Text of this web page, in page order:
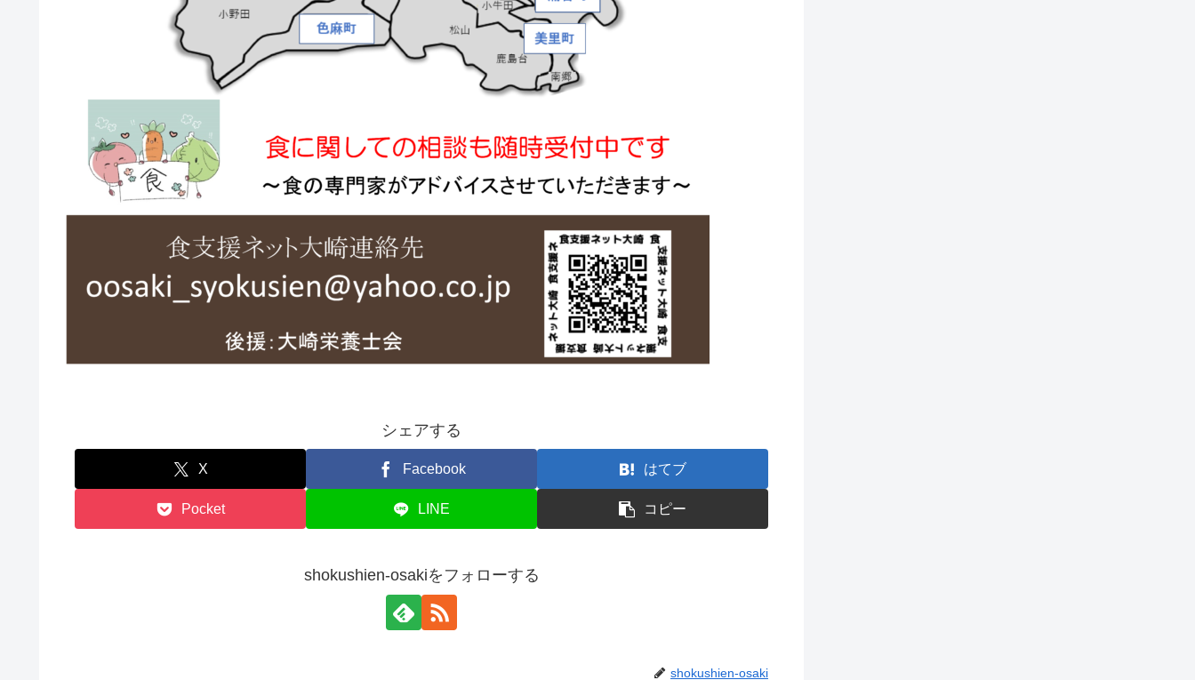
シェアする
X Facebook はてブ
Pocket LINE コピー
shokushien-osakiをフォローする
shokushien-osaki